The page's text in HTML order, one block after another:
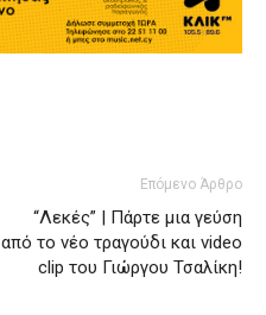
Επόμενο Άρθρο
“Λεκές” | Πάρτε μια γεύση
από το νέο τραγούδι και video
clip του Γιώργου Τσαλίκη!